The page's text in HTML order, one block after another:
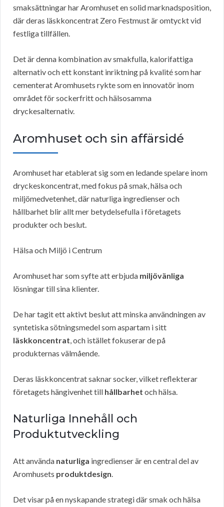
smaksättningar har Aromhuset en solid marknadsposition,
där deras läskkoncentrat Zero Festmust är omtyckt vid
festliga tillfällen.
Det är denna kombination av smakfulla, kalorifattiga
alternativ och ett konstant inriktning på kvalité som har
cementerat Aromhusets rykte som en innovatör inom
området för sockerfritt och hälsosamma
dryckesalternativ.
Aromhuset och sin affärsidé
Aromhuset har etablerat sig som en ledande spelare inom
dryckeskoncentrat, med fokus på smak, hälsa och
miljömedvetenhet, där naturliga ingredienser och
hållbarhet blir allt mer betydelsefulla i företagets
produkter och beslut.
Hälsa och Miljö i Centrum
Aromhuset har som syfte att erbjuda miljövänliga
lösningar till sina klienter.
De har tagit ett aktivt beslut att minska användningen av
syntetiska sötningsmedel som aspartam i sitt
läskkoncentrat, och istället fokuserar de på
produkternas välmående.
Deras läskkoncentrat saknar socker, vilket reflekterar
företagets hängivenhet till hållbarhet och hälsa.
Naturliga Innehåll och
Produktutveckling
Att använda naturliga ingredienser är en central del av
Aromhusets produktdesign.
Det visar på en nyskapande strategi där smak och hälsa